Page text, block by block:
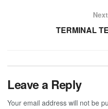
TERMINAL
Leave a Reply
Your email address will not be